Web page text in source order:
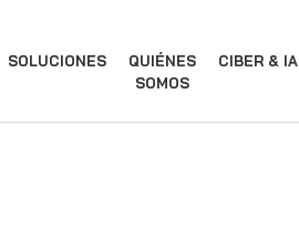
SOLUCIONES
QUIÉNES
SOMOS
CIBER & IA